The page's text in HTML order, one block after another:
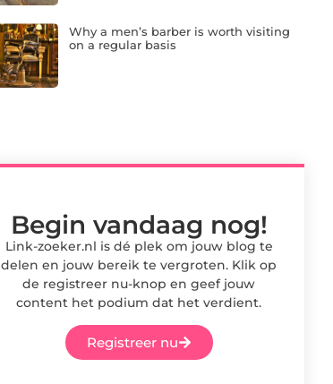
Why a men’s barber is worth visiting
on a regular basis
Begin vandaag nog!
Link-zoeker.nl is dé plek om jouw blog te
delen en jouw bereik te vergroten. Klik op
de registreer nu-knop en geef jouw
content het podium dat het verdient.
Registreer nu